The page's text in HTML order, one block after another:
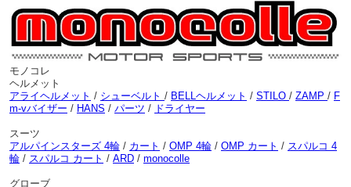
モノコレ
ヘルメット
アライヘルメット / シューベルト / BELLヘルメット / STILO / ZAMP / F
m-vバイザー / HANS / パーツ / ドライヤー
スーツ
アルパインスターズ 4輪 / カート / OMP 4輪 / OMP カート / スパルコ 4
輪 / スパルコ カート / ARD / monocolle
グローブ